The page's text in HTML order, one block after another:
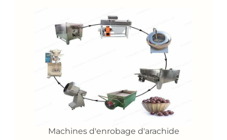
Machines d'enrobage d'arachide